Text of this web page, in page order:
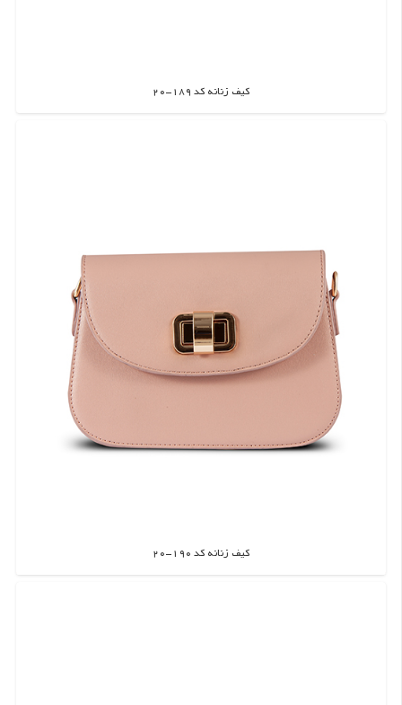
کیف زنانه کد 189-20
اطلاعات بیشتر
کیف زنانه کد 190-20
اطلاعات بیشتر